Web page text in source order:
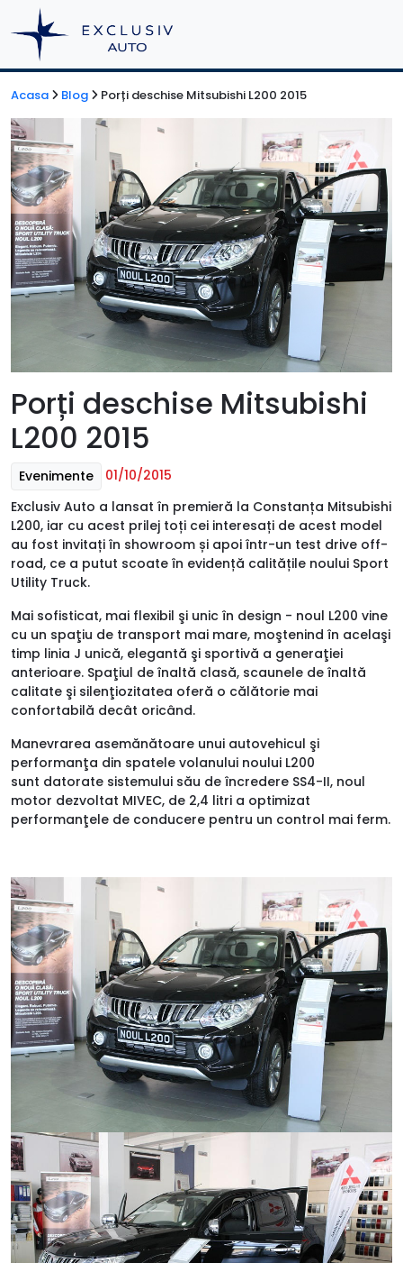
Acasa Blog Porți deschise Mitsubishi L200 2015
Porți deschise Mitsubishi
L200 2015
Evenimente
01/10/2015
Exclusiv Auto a lansat în premieră la Constanța Mitsubishi
L200, iar cu acest prilej toți cei interesați de acest model
au fost invitați în showroom și apoi într-un test drive off-
road, ce a putut scoate în evidență calitățile noului Sport
Utility Truck.
Mai sofisticat, mai flexibil şi unic în design - noul L200 vine
cu un spaţiu de transport mai mare, moştenind în acelaşi
timp linia J unică, elegantă şi sportivă a generaţiei
anterioare. Spaţiul de înaltă clasă, scaunele de înaltă
calitate şi silenţiozitatea oferă o călătorie mai
confortabilă decât oricând.
Manevrarea asemănătoare unui autovehicul şi
performanţa din spatele volanului noului L200
sunt datorate sistemului său de încredere SS4-II, noul
motor dezvoltat MIVEC, de 2,4 litri a optimizat
performanţele de conducere pentru un control mai ferm.